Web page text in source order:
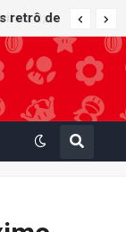
retrô de
Circuit